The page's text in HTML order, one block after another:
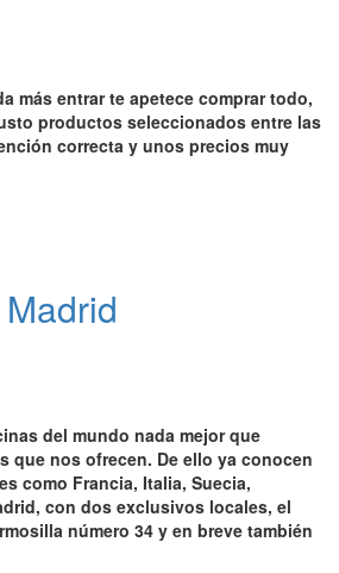
más entrar te apetece comprar todo,
productos seleccionados entre las
correcta y unos precios muy
del mundo nada mejor que
que nos ofrecen. De ello ya conocen
como Francia, Italia, Suecia,
con dos exclusivos locales, el
número 34 y en breve también